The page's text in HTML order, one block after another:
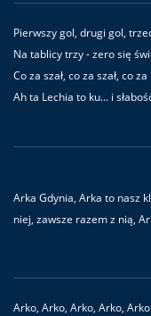
Pierwszy gol, drugi gol,
Na tablicy trzy - zero się
Co za szał, co za szał, co
Ah ta Lechia to ku... i
Arka Gdynia, Arka to nasz
niej, zawsze razem z nią,
Arko, Arko, Arko, Arko, Arko